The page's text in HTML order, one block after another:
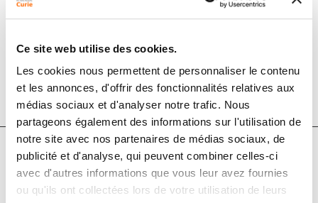
Ce site web utilise des cookies.
Les cookies nous permettent de personnaliser le contenu
et les annonces, d'offrir des fonctionnalités relatives aux
médias sociaux et d'analyser notre trafic. Nous
partageons également des informations sur l'utilisation de
notre site avec nos partenaires de médias sociaux, de
publicité et d'analyse, qui peuvent combiner celles-ci
avec d'autres informations que vous leur avez fournies
ou qu'ils ont collectées lors de votre utilisation de leurs
DOI :10.1128/mcb.00999-06
Auteurs